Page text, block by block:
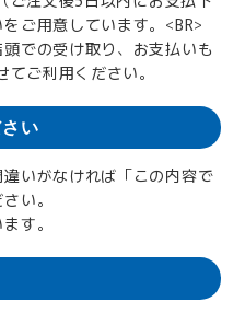
ご用意しています。<BR>
での受け取り、お支払いも
ご利用ください。
い
いがなければ「この内容で
い。
す。